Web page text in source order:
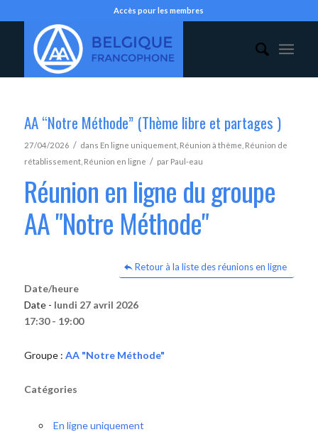
Accès pour les membres
AA “Notre Méthode” (Thème libre et partages )
27/04/2026 / dans En ligne uniquement, Réunion à thème Réunion de
rétablissement, Réunion en ligne / par Paul-eau
Réunion en ligne du groupe
AA "Notre Méthode"
Retour à la liste des réunions en ligne
Date/heure
Date - lundi 27 avril 2026
17:30 - 19:00
Groupe : AA "Notre Méthode"
Catégories
En ligne uniquement